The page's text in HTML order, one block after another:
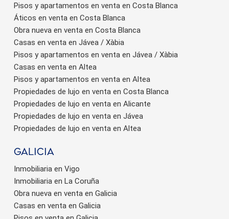
Pisos y apartamentos en venta en Costa Blanca
Áticos en venta en Costa Blanca
Obra nueva en venta en Costa Blanca
Casas en venta en Jávea / Xàbia
Pisos y apartamentos en venta en Jávea / Xàbia
Casas en venta en Altea
Pisos y apartamentos en venta en Altea
Propiedades de lujo en venta en Costa Blanca
Propiedades de lujo en venta en Alicante
Propiedades de lujo en venta en Jávea
Propiedades de lujo en venta en Altea
Galicia
Inmobiliaria en Vigo
Inmobiliaria en La Coruña
Obra nueva en venta en Galicia
Casas en venta en Galicia